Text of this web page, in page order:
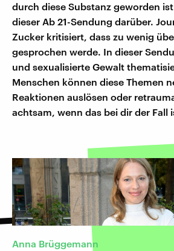
durch diese Substanz geworden
dieser Ab 21-Sendung darüber.
Zucker kritisiert, dass zu wenig
gesprochen werde. In dieser
und sexualisierte Gewalt
Menschen können diese Themen
Reaktionen auslösen oder
achtsam, wenn das bei dir der Fall
Anna Brüggemann